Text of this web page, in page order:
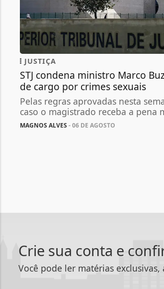
JUSTIÇA
STJ condena ministro Marco
de cargo por crimes sexuais
Pelas regras aprovadas nesta
caso o magistrado receba a pena
MAGNOS ALVES - 06 DE AGOSTO
Crie sua conta e
Você pode ler matérias